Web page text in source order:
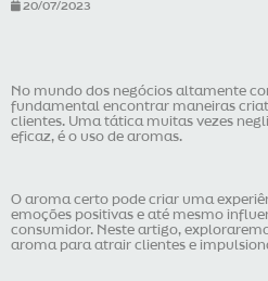
20/07/2023
No mundo dos negócios altamente
fundamental encontrar maneiras
clientes. Uma tática muitas vezes
eficaz, é o uso de aromas.
O aroma certo pode criar uma
emoções positivas e até mesmo
consumidor. Neste artigo,
aroma para atrair clientes e